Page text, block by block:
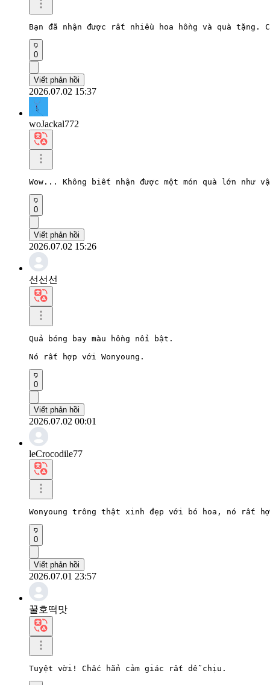
Bạn đã nhận được rất nhiều hoa hồng và quà tặng.
0
Viết phản hồi
2026.07.02 15:37
woJackal772
Wow... Không biết nhận được một món quà lớn như
0
Viết phản hồi
2026.07.02 15:26
선선선
Quả bóng bay màu hồng nổi bật.
Nó rất hợp với Wonyoung.
0
Viết phản hồi
2026.07.02 00:01
leCrocodile77
Wonyoung trông thật xinh đẹp với bó hoa, nó rất
0
Viết phản hồi
2026.07.01 23:57
꿀호떡맛
Tuyệt vời! Chắc hẳn cảm giác rất dễ chịu.